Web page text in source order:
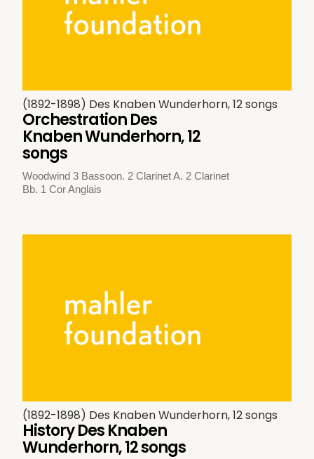
(1892-1898) Des Knaben Wunderhorn, 12 songs
Orchestration Des
Knaben Wunderhorn, 12
songs
Woodwind 3 Bassoon. 2 Clarinet A. 2 Clarinet
Bb. 1 Cor Anglais
(1892-1898) Des Knaben Wunderhorn, 12 songs
History Des Knaben
Wunderhorn, 12 songs